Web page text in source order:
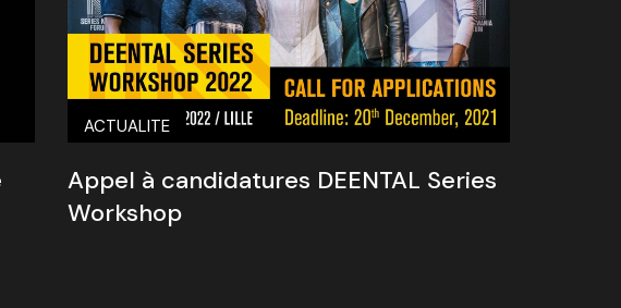
ACTUALITE
Appel à candidatures DEENTAL Series
Workshop